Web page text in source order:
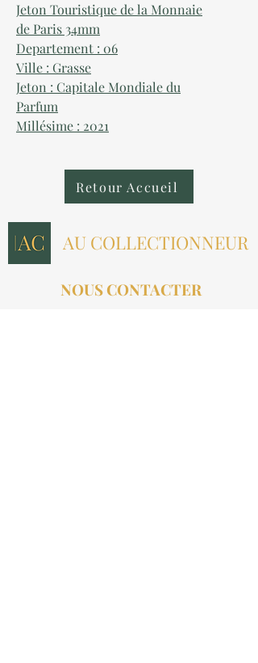
Jeton Touristique de la Monnaie
de Paris 34mm
Departement : 06
Ville : Grasse
Jeton : Capitale Mondiale du
Parfum
Millésime : 2021
Retour Accueil
AU COLLECTIONNEUR
NOUS CONTACTER